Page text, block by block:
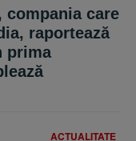
compania care
raportează
prima
ACTUALITATE